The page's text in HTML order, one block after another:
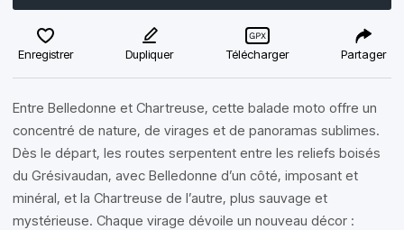
Enregistrer Dupliquer Télécharger Partager
Entre Belledonne et Chartreuse, cette balade moto offre un
concentré de nature, de virages et de panoramas sublimes.
Dès le départ, les routes serpentent entre les reliefs boisés
du Grésivaudan, avec Belledonne d’un côté, imposant et
minéral, et la Chartreuse de l’autre, plus sauvage et
mystérieuse. Chaque virage dévoile un nouveau décor :